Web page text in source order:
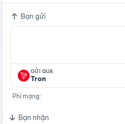
Bạn gửi
GỬI QUA
Tron
Phí mạng:
Bạn nhận